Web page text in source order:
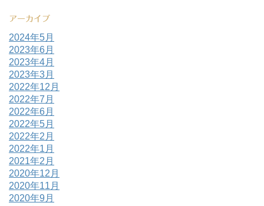
アーカイブ
2024年5月
2023年6月
2023年4月
2023年3月
2022年12月
2022年7月
2022年6月
2022年5月
2022年2月
2022年1月
2021年2月
2020年12月
2020年11月
2020年9月